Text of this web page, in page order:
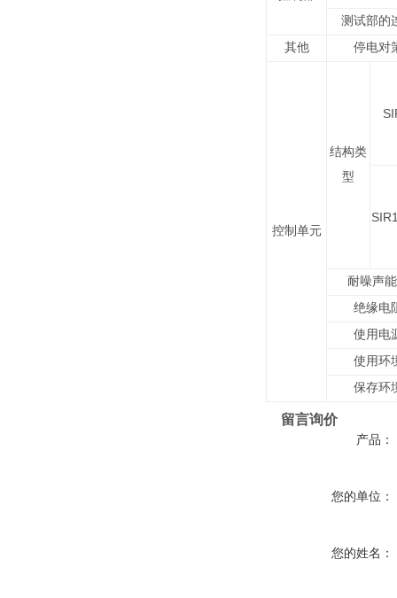
测试部的
其他
停电对
控制单元
结构类
型
耐噪声
绝缘电
使用电
使用环
保存环
留言询价
产品：
您的单位：
您的姓名：